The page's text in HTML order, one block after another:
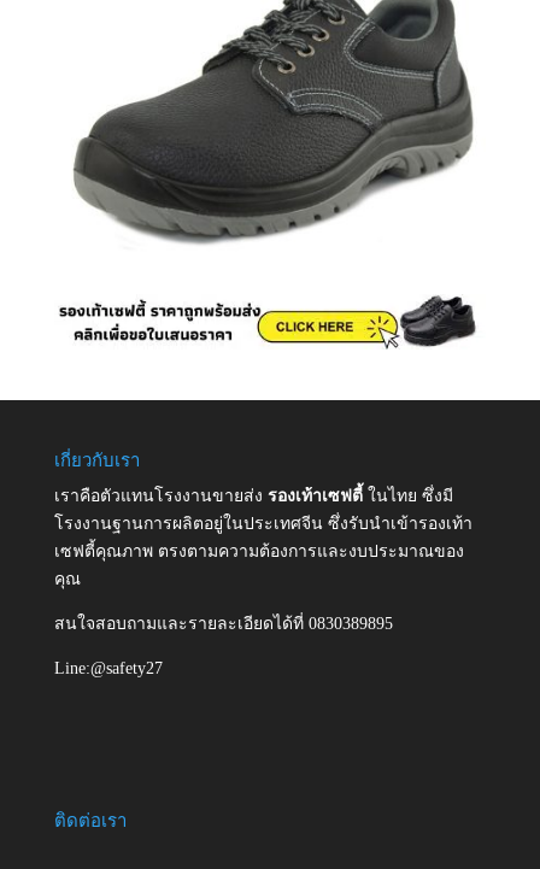
เกี่ยวกับเรา
เราคือตัวแทนโรงงานขายส่ง รองเท้าเซฟตี้ ในไทย ซึ่งมี
โรงงานฐานการผลิตอยู่ในประเทศจีน ซึ่งรับนำเข้ารองเท้า
เซฟตี้คุณภาพ ตรงตามความต้องการและงบประมาณของ
คุณ
สนใจสอบถามและรายละเอียดได้ที่ 0830389895
Line:@safety27
ติดต่อเรา